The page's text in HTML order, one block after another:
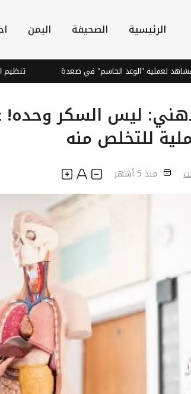
الرئيسية الصحيفة اليمن
"الوعد الحاسم" في صعدة تنظيم
ليس السكر وحده!
للتخلص منه
منذ 5 أشهر